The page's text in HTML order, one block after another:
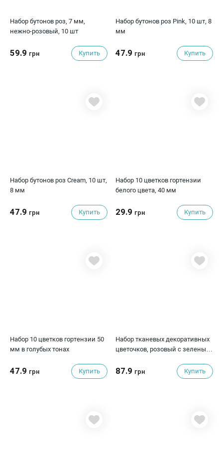
Набор бутонов роз, 7 мм,
нежно-розовый, 10 шт
59.9 грн Купить
Набор бутонов роз Pink, 10 шт, 8
мм
47.9 грн Купить
Набор бутонов роз Cream, 10 шт,
8 мм
47.9 грн Купить
Набор 10 цветков гортензии
белого цвета, 40 мм
29.9 грн Купить
Набор 10 цветков гортензии 50
мм в голубых тонах
47.9 грн Купить
Набор тканевых декоративных
цветочков, розовый с зеленым,
87.9 грн Купить